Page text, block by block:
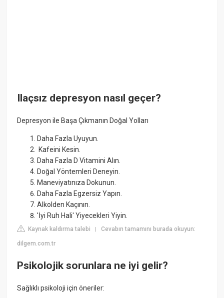
Ilaçsız depresyon nasıl geçer?
Depresyon ile Başa Çıkmanın Doğal Yolları
Daha Fazla Uyuyun.
​ Kafeini Kesin.
Daha Fazla D Vitamini Alın.
Doğal Yöntemleri Deneyin.
​Maneviyatınıza Dokunun.
Daha Fazla Egzersiz Yapın.
Alkolden Kaçının.
'İyi Ruh Hali' Yiyecekleri Yiyin.
Kaynak kaldırma talebi |Cevabın tamamını burada okuyun:
dilgem.com.tr
Psikolojik sorunlara ne iyi gelir?
Sağlıklı psikoloji için öneriler: